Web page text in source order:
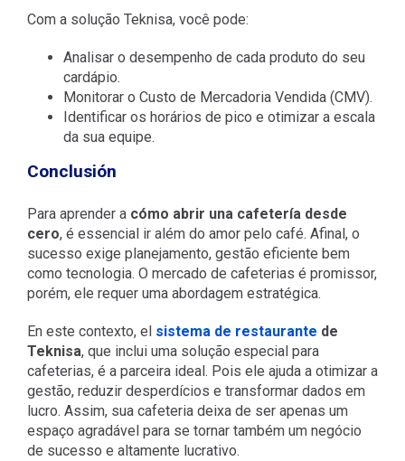
Com a solução Teknisa, você pode:
Analisar o desempenho de cada produto do seu
cardápio.
Monitorar o Custo de Mercadoria Vendida (CMV).
Identificar os horários de pico e otimizar a escala
da sua equipe.
Conclusión
Para aprender a cómo abrir una cafetería desde
cero, é essencial ir além do amor pelo café. Afinal, o
sucesso exige planejamento, gestão eficiente bem
como tecnologia. O mercado de cafeterias é promissor,
porém, ele requer uma abordagem estratégica.
En este contexto, el sistema de restaurante de
Teknisa, que inclui uma solução especial para
cafeterias, é a parceira ideal. Pois ele ajuda a otimizar a
gestão, reduzir desperdícios e transformar dados em
lucro. Assim, sua cafeteria deixa de ser apenas um
espaço agradável para se tornar também um negócio
de sucesso e altamente lucrativo.